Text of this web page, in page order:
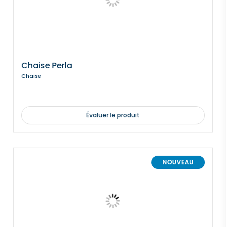
Chaise Perla
Chaise
Évaluer le produit
NOUVEAU